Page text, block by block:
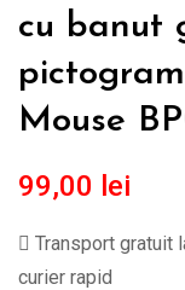
cu banut
Mouse
99,00 lei
Transport gratuit
curier rapid